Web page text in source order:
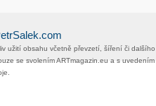
užití obsahu včetně převzetí, šíření či dalšího
se svolením ​ARTmagazin.eu​ ​a s uvedením